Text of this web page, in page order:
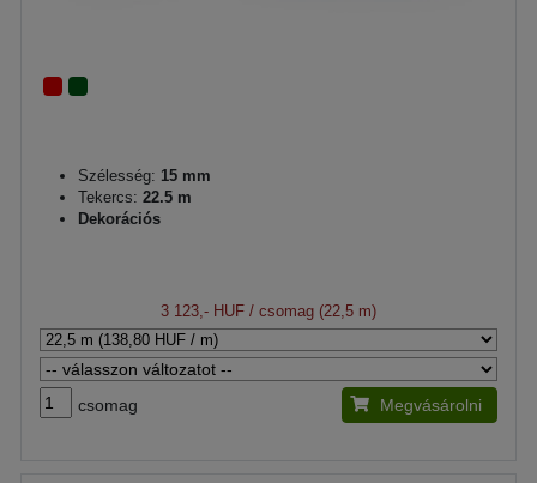
Szélesség: 15 mm
Tekercs: 22.5 m
Dekorációs
3 123,- HUF / csomag (22,5 m)
csomag Megvásárolni